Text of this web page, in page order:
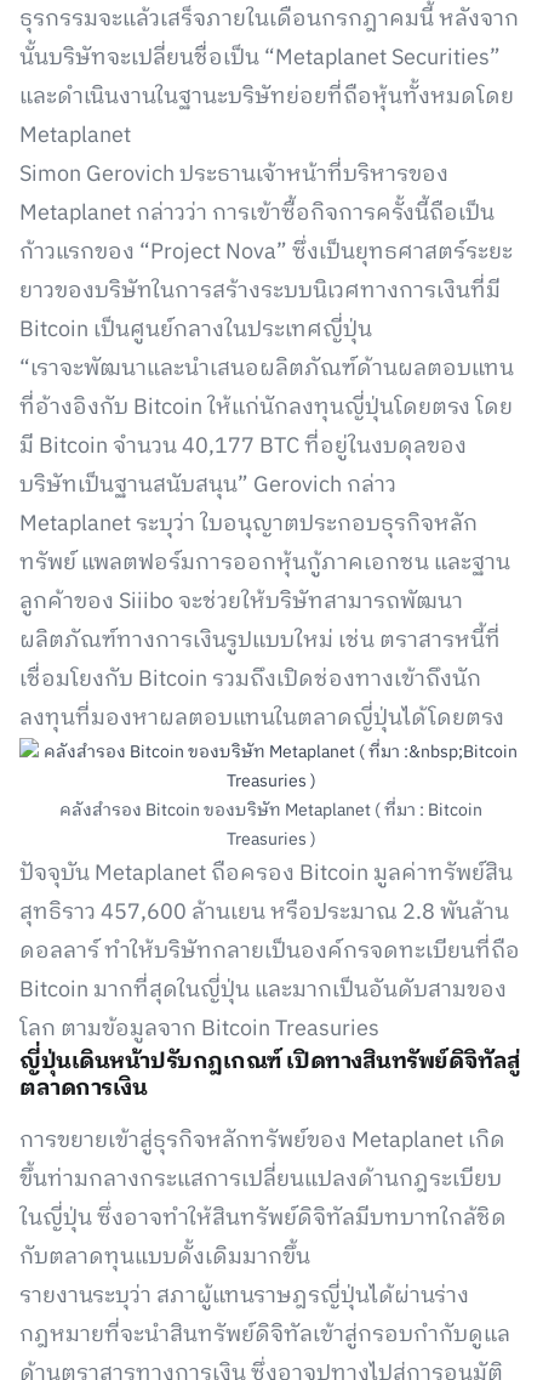
ธุรกรรมจะแล้วเสร็จภายในเดือนกรกฎาคมนี้ หลังจาก
นั้นบริษัทจะเปลี่ยนชื่อเป็น “Metaplanet Securities”
และดำเนินงานในฐานะบริษัทย่อยที่ถือหุ้นทั้งหมดโดย
Metaplanet
Simon Gerovich ประธานเจ้าหน้าที่บริหารของ
Metaplanet กล่าวว่า การเข้าซื้อกิจการครั้งนี้ถือเป็น
ก้าวแรกของ “Project Nova” ซึ่งเป็นยุทธศาสตร์ระยะ
ยาวของบริษัทในการสร้างระบบนิเวศทางการเงินที่มี
Bitcoin เป็นศูนย์กลางในประเทศญี่ปุ่น
“เราจะพัฒนาและนำเสนอผลิตภัณฑ์ด้านผลตอบแทน
ที่อ้างอิงกับ Bitcoin ให้แก่นักลงทุนญี่ปุ่นโดยตรง โดย
มี Bitcoin จำนวน 40,177 BTC ที่อยู่ในงบดุลของ
บริษัทเป็นฐานสนับสนุน” Gerovich กล่าว
Metaplanet ระบุว่า ใบอนุญาตประกอบธุรกิจหลัก
ทรัพย์ แพลตฟอร์มการออกหุ้นกู้ภาคเอกชน และฐาน
ลูกค้าของ Siiibo จะช่วยให้บริษัทสามารถพัฒนา
ผลิตภัณฑ์ทางการเงินรูปแบบใหม่ เช่น ตราสารหนี้ที่
เชื่อมโยงกับ Bitcoin รวมถึงเปิดช่องทางเข้าถึงนัก
ลงทุนที่มองหาผลตอบแทนในตลาดญี่ปุ่นได้โดยตรง
คลังสำรอง Bitcoin ของบริษัท Metaplanet ( ที่มา : Bitcoin
Treasuries )
ปัจจุบัน Metaplanet ถือครอง Bitcoin มูลค่าทรัพย์สิน
สุทธิราว 457,600 ล้านเยน หรือประมาณ 2.8 พันล้าน
ดอลลาร์ ทำให้บริษัทกลายเป็นองค์กรจดทะเบียนที่ถือ
Bitcoin มากที่สุดในญี่ปุ่น และมากเป็นอันดับสามของ
โลก ตามข้อมูลจาก Bitcoin Treasuries
ญี่ปุ่นเดินหน้าปรับกฎเกณฑ์ เปิดทางสินทรัพย์ดิจิทัลสู่
ตลาดการเงิน
การขยายเข้าสู่ธุรกิจหลักทรัพย์ของ Metaplanet เกิด
ขึ้นท่ามกลางกระแสการเปลี่ยนแปลงด้านกฎระเบียบ
ในญี่ปุ่น ซึ่งอาจทำให้สินทรัพย์ดิจิทัลมีบทบาทใกล้ชิด
กับตลาดทุนแบบดั้งเดิมมากขึ้น
รายงานระบุว่า สภาผู้แทนราษฎรญี่ปุ่นได้ผ่านร่าง
กฎหมายที่จะนำสินทรัพย์ดิจิทัลเข้าสู่กรอบกำกับดูแล